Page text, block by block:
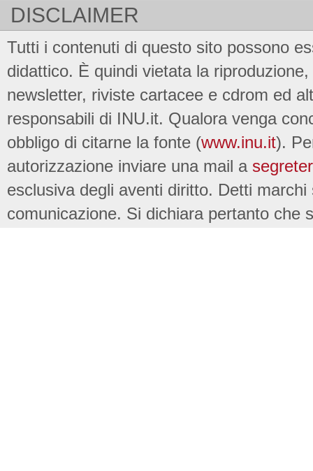
DISCLAIMER
Tutti i contenuti di questo sito possono
didattico. È quindi vietata la
newsletter, riviste cartacee e cdrom ed
responsabili di INU.it. Qualora venga
obbligo di citarne la fonte (www.inu.it).
autorizzazione inviare una mail a
esclusiva degli aventi diritto. Detti
comunicazione. Si dichiara pertanto che